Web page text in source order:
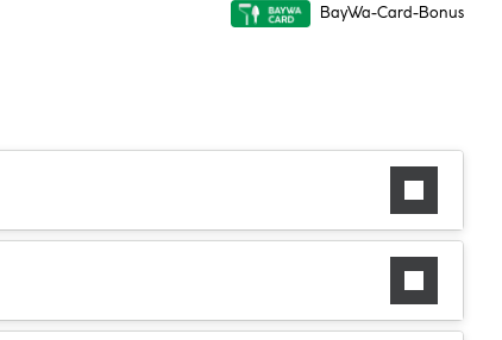
BayWa-Card-Bonus